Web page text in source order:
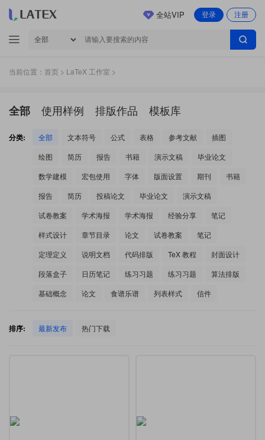
登录 注册
全站VIP
当前位置： 首页 > LaTeX 工作室 >
全部 使用样例 排版作品 模板库
分类: 全部 文本符号 公式 表格 参考文献
插图
绘图
简历 报告 书籍 演示文稿
毕业论文
数学建模
宏包使用 字体 版面设置 期刊
书籍
报告
简历 投稿论文 毕业论文
演示文稿
试卷教案
学术海报 学术海报 经验分享
笔记
样式设计
章节目录 论文 试卷教案
笔记
定理定义
说明文档 代码排版 TeX 教程
封面设计
段落盒子
日历笔记 练习习题 练习习题
算法排版
基础概念
论文 食谱乐谱 列表样式 信件
排序: 最新发布 热门下载